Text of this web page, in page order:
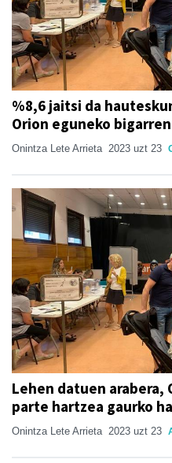
%8,6 jaitsi da
Orion eguneko
Onintza Lete Arrieta 2023 uzt 23
Lehen datuen
parte hartzea gaurko
Onintza Lete Arrieta 2023 uzt 23